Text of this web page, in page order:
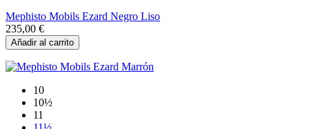
Mephisto Mobils Ezard Negro Liso
235,00 €
Añadir al carrito
10
10½
11